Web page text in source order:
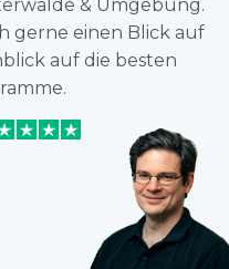
& Umgebung.
gerne einen Blick auf
auf die besten